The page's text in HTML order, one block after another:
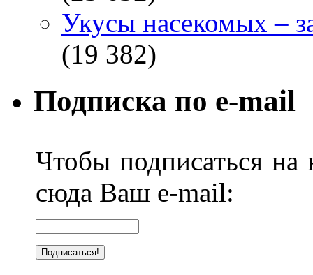
Укусы насекомых –
(19 382)
Подписка по e-mail
Чтобы подписаться на
сюда Ваш e-mail: